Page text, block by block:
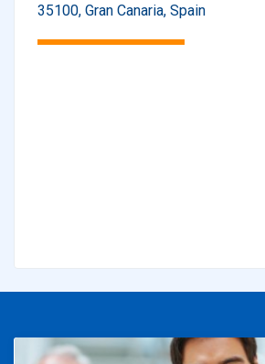
35100, Gran Canaria, Spain